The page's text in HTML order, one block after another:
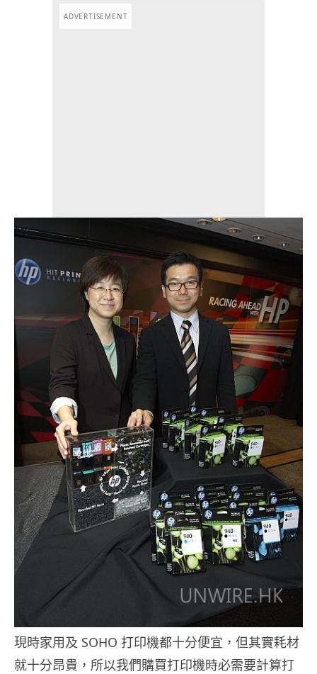
ADVERTISEMENT
現時家用及 SOHO 打印機都十分便宜，但其實耗材
就十分昂貴，所以我們購買打印機時必需要計算打